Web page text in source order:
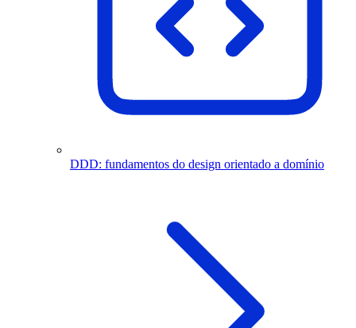
DDD: fundamentos do design orientado a domínio